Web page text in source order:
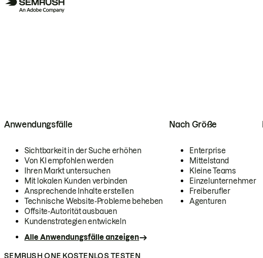
Anwendungsfälle
Sichtbarkeit in der Suche erhöhen
Von KI empfohlen werden
Ihren Markt untersuchen
Mit lokalen Kunden verbinden
Ansprechende Inhalte erstellen
Technische Website-Probleme beheben
Offsite-Autorität ausbauen
Kundenstrategien entwickeln
Alle Anwendungsfälle anzeigen
Nach Größe
Enterprise
Mittelstand
Kleine Teams
Einzelunternehmer
Freiberufler
Agenturen
SEMRUSH ONE KOSTENLOS TESTEN